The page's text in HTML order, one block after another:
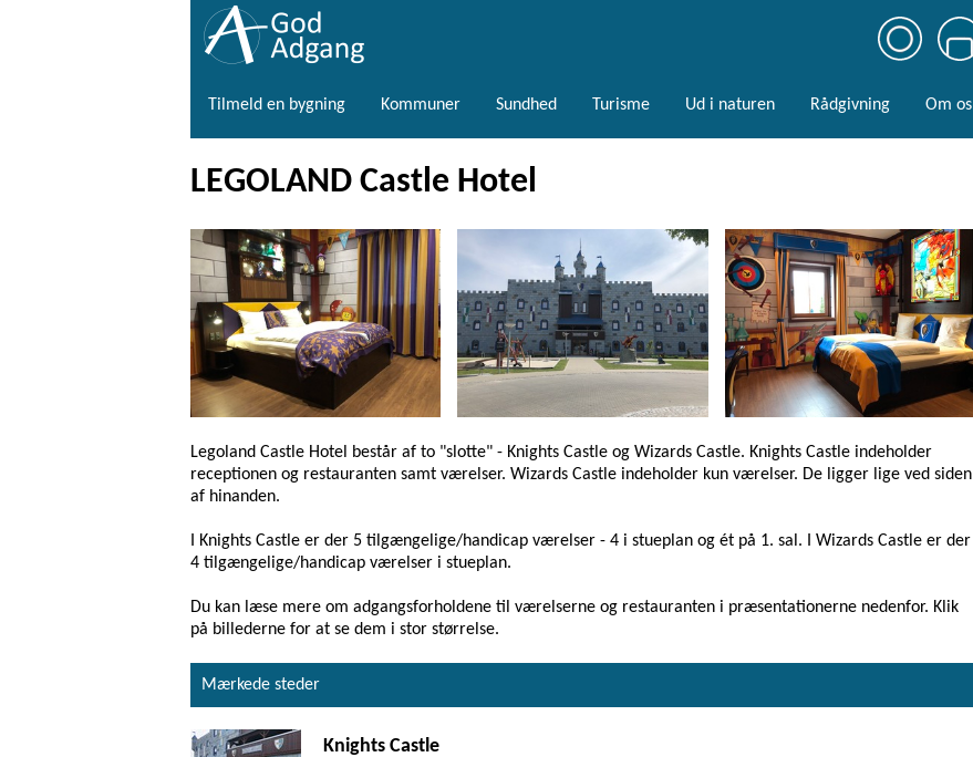
Tilmeld en bygning Kommuner Sundhed Turisme Ud i naturen Rådgivning Om os
LEGOLAND Castle Hotel
Legoland Castle Hotel består af to "slotte" - Knights Castle og Wizards Castle. Knights Castle indeholder
receptionen og restauranten samt værelser. Wizards Castle indeholder kun værelser. De ligger lige ved siden
af hinanden.
I Knights Castle er der 5 tilgængelige/handicap værelser - 4 i stueplan og ét på 1. sal. I Wizards Castle er der
4 tilgængelige/handicap værelser i stueplan.
Du kan læse mere om adgangsforholdene til værelserne og restauranten i præsentationerne nedenfor. Klik
på billederne for at se dem i stor størrelse.
Mærkede steder
Knights Castle